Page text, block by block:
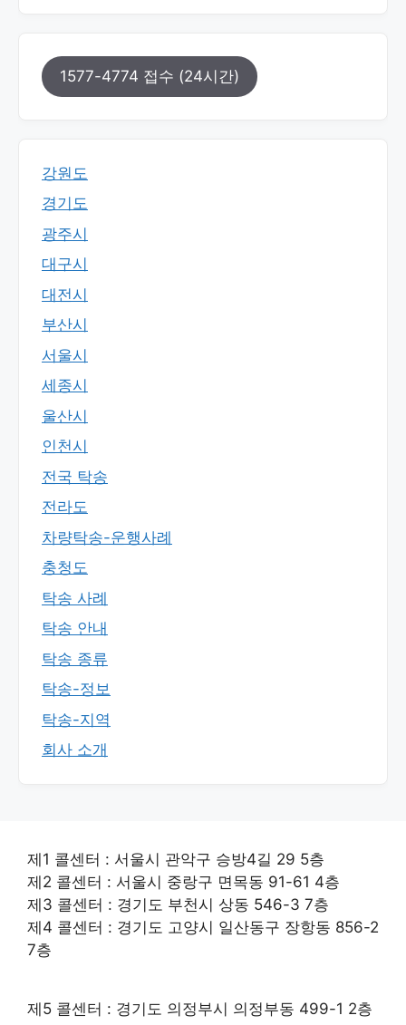
1577-4774 접수 (24시간)
강원도
경기도
광주시
대구시
대전시
부산시
서울시
세종시
울산시
인천시
전국 탁송
전라도
차량탁송-운행사례
충청도
탁송 사례
탁송 안내
탁송 종류
탁송-정보
탁송-지역
회사 소개
제1 콜센터 : 서울시 관악구 승방4길 29 5층
제2 콜센터 : 서울시 중랑구 면목동 91-61 4층
제3 콜센터 : 경기도 부천시 상동 546-3 7층
제4 콜센터 : 경기도 고양시 일산동구 장항동 856-2
7층
제5 콜센터 : 경기도 의정부시 의정부동 499-1 2층